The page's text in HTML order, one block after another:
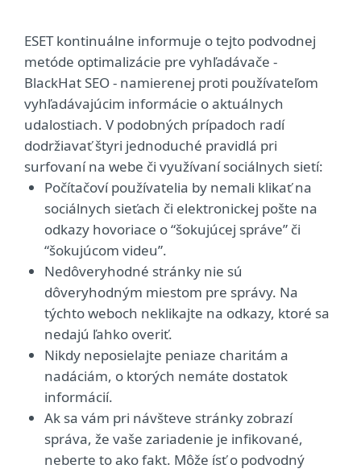
ESET kontinuálne informuje o tejto podvodnej
metóde optimalizácie pre vyhľadávače -
BlackHat SEO - namierenej proti používateľom
vyhľadávajúcim informácie o aktuálnych
udalostiach. V podobných prípadoch radí
dodržiavať štyri jednoduché pravidlá pri
surfovaní na webe či využívaní sociálnych sietí:
Počítačoví používatelia by nemali klikať na
sociálnych sieťach či elektronickej pošte na
odkazy hovoriace o “šokujúcej správe” či
“šokujúcom videu”.
Nedôveryhodné stránky nie sú
dôveryhodným miestom pre správy. Na
týchto weboch neklikajte na odkazy, ktoré sa
nedajú ľahko overiť.
Nikdy neposielajte peniaze charitám a
nadáciám, o ktorých nemáte dostatok
informácií.
Ak sa vám pri návšteve stránky zobrazí
správa, že vaše zariadenie je infikované,
neberte to ako fakt. Môže ísť o podvodný